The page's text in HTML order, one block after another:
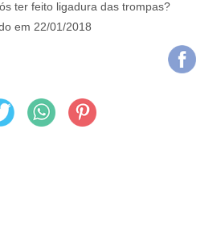
ter feito ligadura das trompas?
em 22/01/2018